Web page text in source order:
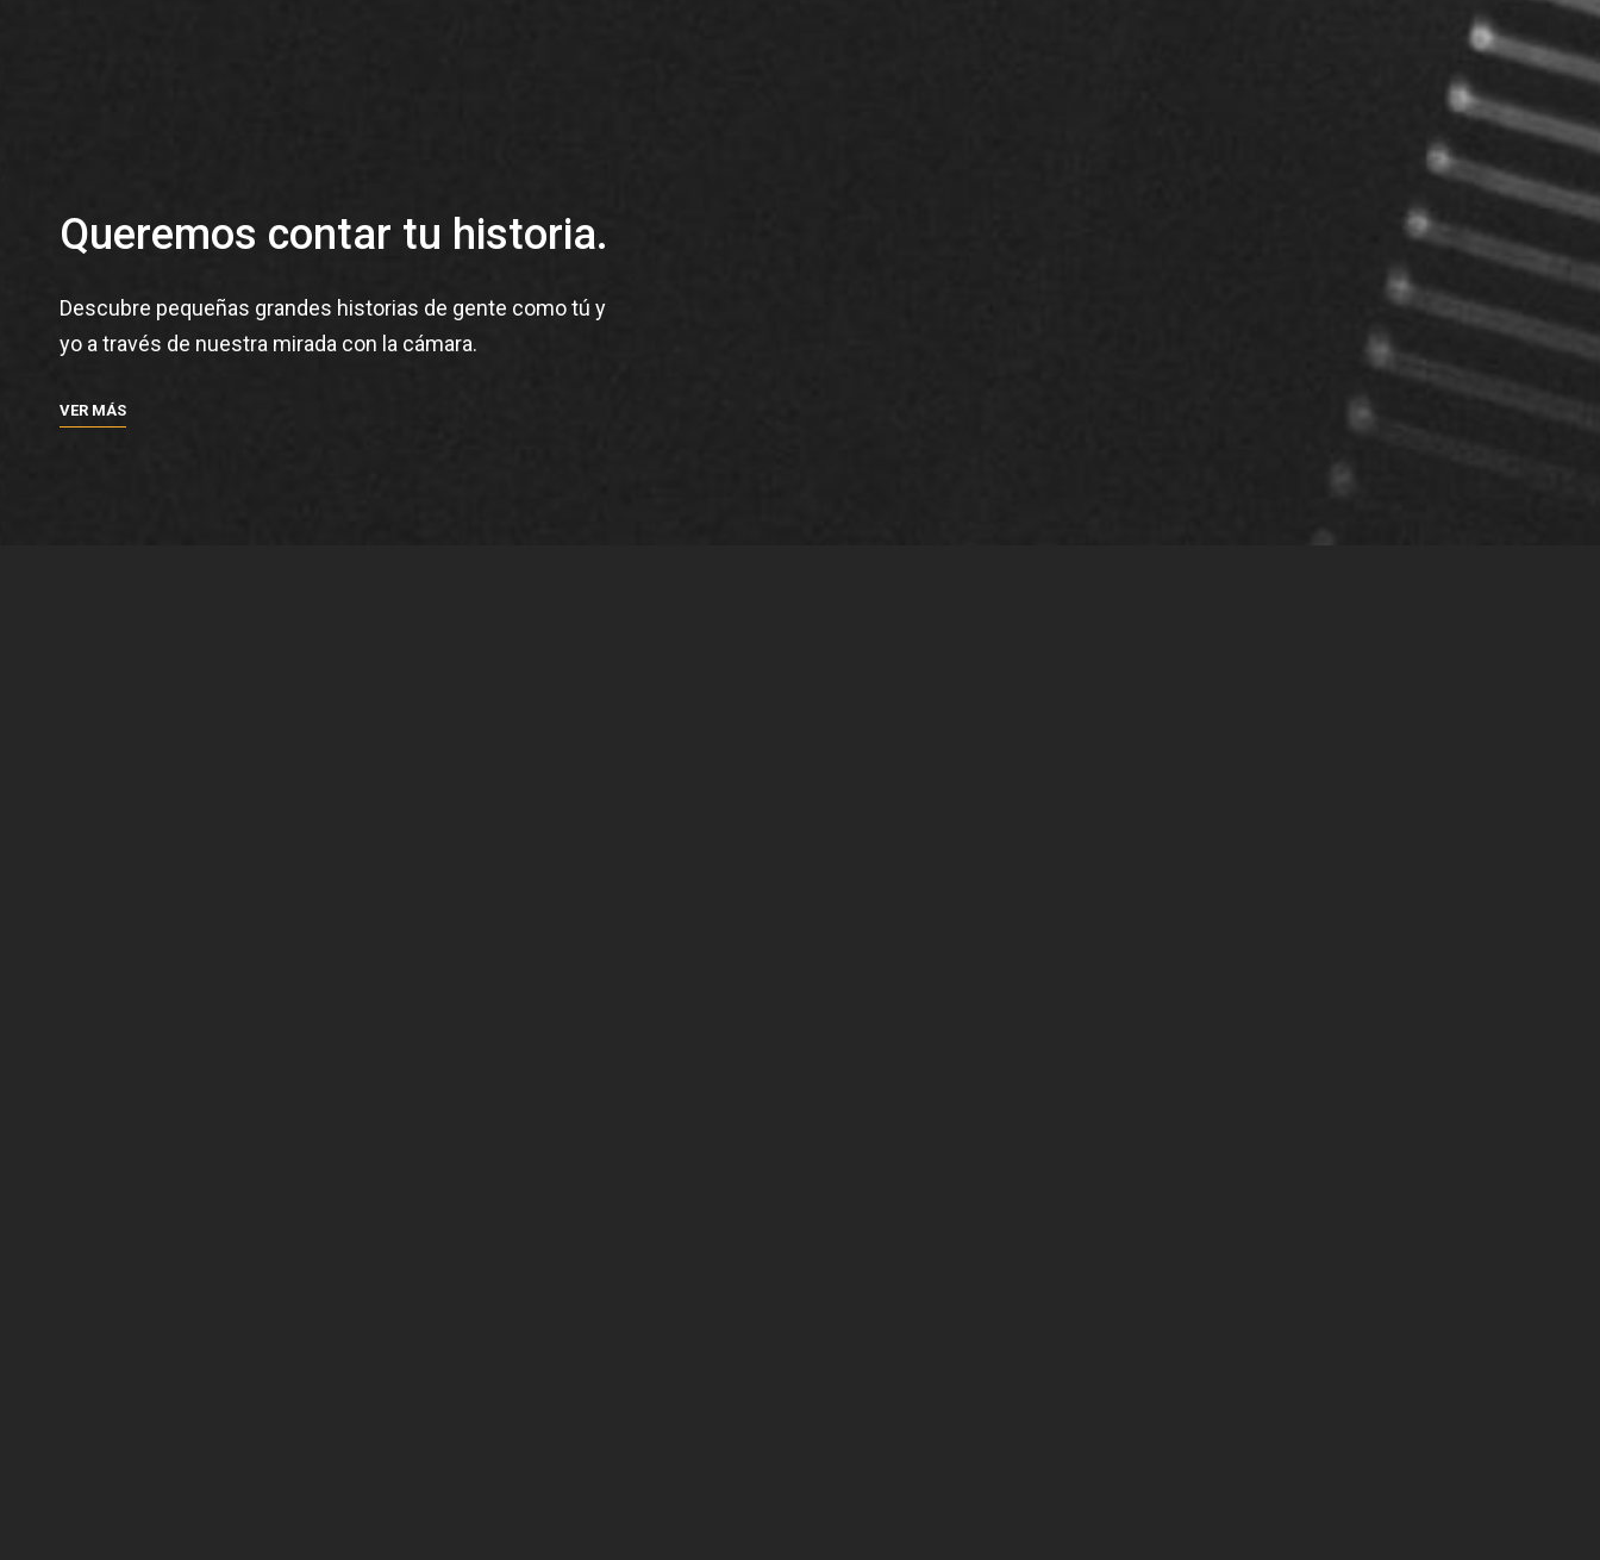
Queremos contar tu historia.
Descubre pequeñas grandes historias de gente como tú y
yo a través de nuestra mirada con la cámara.
VER MÁS